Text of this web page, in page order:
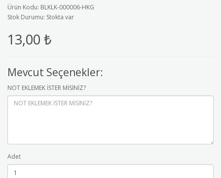
Ürün Kodu: BLKLK-000006-HKG
Stok Durumu: Stokta var
13,00 ₺
Mevcut Seçenekler:
NOT EKLEMEK İSTER MİSİNİZ?
Adet